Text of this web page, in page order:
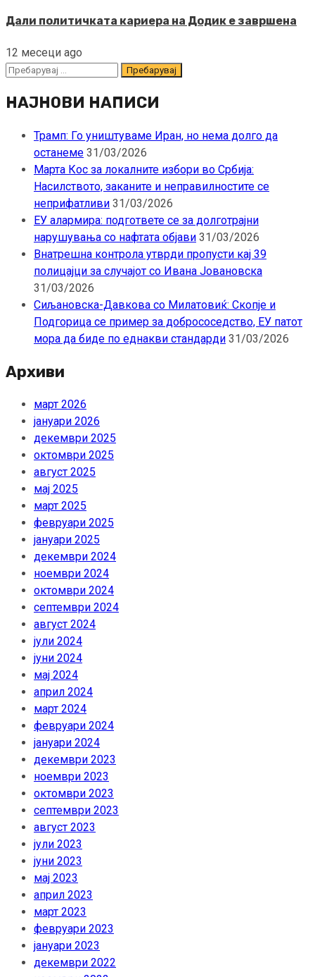
Дали политичката кариера на Додик е завршена
12 месеци ago
Пребарувај
НАЈНОВИ НАПИСИ
Трамп: Го уништуваме Иран, но нема долго да
останеме 31/03/2026
Марта Кос за локалните избори во Србија:
Насилството, заканите и неправилностите се
неприфатливи 31/03/2026
ЕУ алармира: подгответе се за долготрајни
нарушувања со нафтата објави 31/03/2026
Внатрешна контрола утврди пропусти кај 39
полицајци за случајот со Ивана Јовановска
31/03/2026
Сиљановска-Давкова со Милатовиќ: Скопје и
Подгорица се пример за добрососедство, ЕУ патот
мора да биде по еднакви стандарди 31/03/2026
Архиви
март 2026
јануари 2026
декември 2025
октомври 2025
август 2025
мај 2025
март 2025
февруари 2025
јануари 2025
декември 2024
ноември 2024
октомври 2024
септември 2024
август 2024
јули 2024
јуни 2024
мај 2024
април 2024
март 2024
февруари 2024
јануари 2024
декември 2023
ноември 2023
октомври 2023
септември 2023
август 2023
јули 2023
јуни 2023
мај 2023
април 2023
март 2023
февруари 2023
јануари 2023
декември 2022